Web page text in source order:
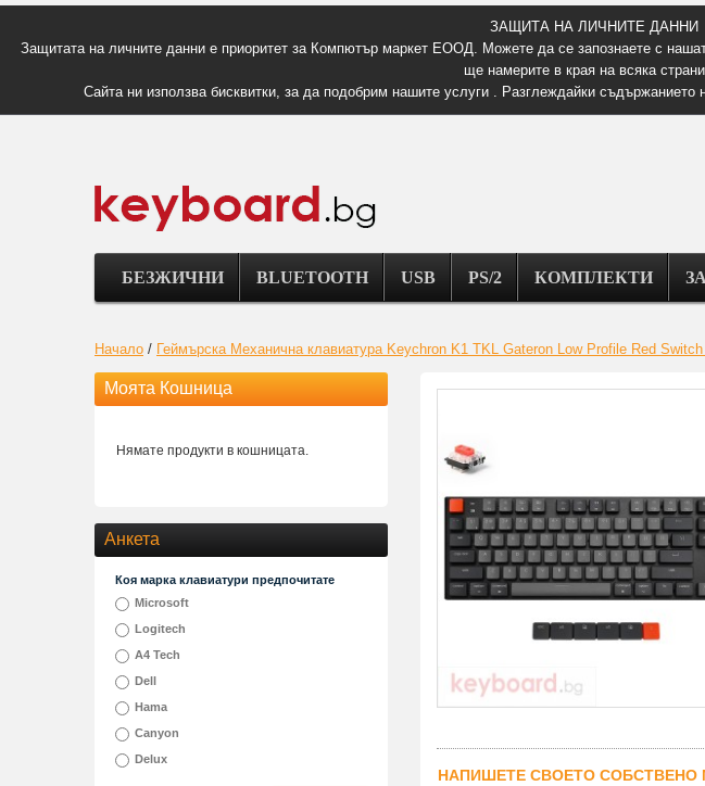
ЗАЩИТА НА ЛИЧНИТЕ ДАННИ
Защитата на личните данни е приоритет за Компютър маркет ЕООД. Можете да се запознаете с
ще намерите в края на всяка
Сайта ни използва бисквитки, за да подобрим нашите услуги . Разглеждайки съдържанието
БЕЗЖИЧНИ BLUETOOTH USB PS/2 КОМПЛЕКТИ
Начало / Геймърска Механична клавиатура Keychron K1 TKL Gateron Low Profile Red
НАПИШЕТЕ СВОЕТО СОБСТВЕНО
Моята Кошница
Нямате продукти в кошницата.
Анкета
Коя марка клавиатури предпочитате
Microsoft
Logitech
A4 Tech
Dell
Hama
Canyon
Delux